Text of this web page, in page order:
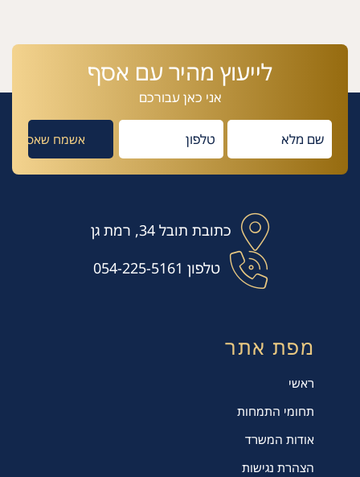
לייעוץ מהיר עם אסף
אני כאן עבורכם
כתובת תובל 34, רמת גן
טלפון 054-225-5161
מפת אתר
ראשי
תחומי התמחות
אודות המשרד
הצהרת נגישות